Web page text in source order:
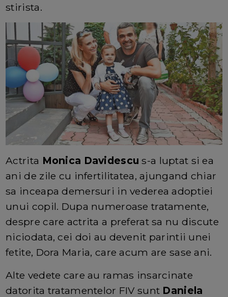
stirista.
Actrita Monica Davidescus-a luptat si ea
ani de zile cu infertilitatea, ajungand chiar
sa inceapa demersuri in vederea adoptiei
unui copil. Dupa numeroase tratamente,
despre care actrita a preferat sa nu discute
niciodata, cei doi au devenit parintii unei
fetite, Dora Maria, care acum are sase ani.
Alte vedete care au ramas insarcinate
datorita tratamentelor FIV sunt Daniela